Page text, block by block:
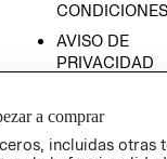
CONDICIONES
AVISO DE
PRIVACIDAD
AVISO DE
COOKIES
a comprar
incluidas otras